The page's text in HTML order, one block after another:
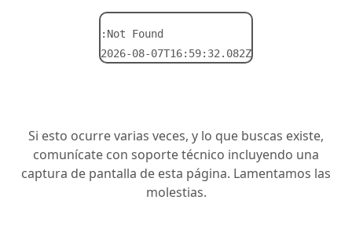
:Not Found
2026-08-07T16:59:32.082Z
Si esto ocurre varias veces, y lo que buscas existe,
comunícate con soporte técnico incluyendo una
captura de pantalla de esta página. Lamentamos las
molestias.